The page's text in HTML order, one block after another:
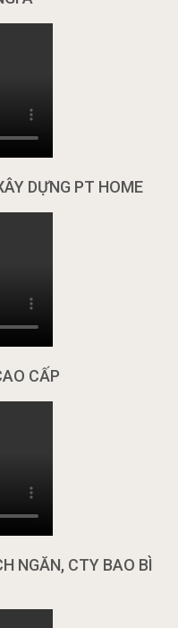
DỰNG PT HOME
CẤP
NGĂN, CTY BAO BÌ